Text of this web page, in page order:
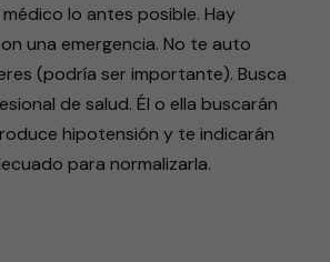
lo antes posible. Hay
una emergencia. No te auto
(podría ser importante). Busca
de salud. Él o ella buscarán
hipotensión y te indicarán
para normalizarla.